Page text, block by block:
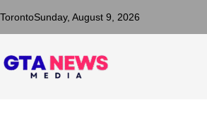
Sunday, August 9, 2026